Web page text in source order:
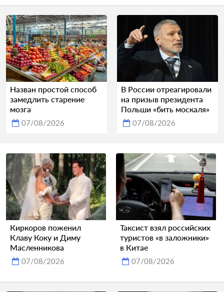
Назван простой способ
замедлить старение
мозга
07/08/2026
В России отреагировали
на призыв президента
Польши «бить москаля»
07/08/2026
Киркоров поженил
Клаву Коку и Диму
Масленникова
07/08/2026
Таксист взял российских
туристов «в заложники»
в Китае
07/08/2026